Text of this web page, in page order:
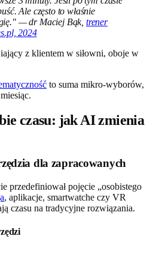
Ale często to właśnie
— dr Maciej Bąk, trener
2024
to suma mikro-wyborów,
czasu: jak AI zmienia
dla zapracowanych
przedefiniował pojęcie „osobistego
, aplikacje, smartwatche czy VR
czasu na tradycyjne rozwiązania.